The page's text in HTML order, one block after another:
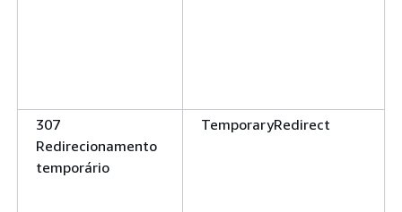
307
Redirecionamento
temporário
TemporaryRedirect